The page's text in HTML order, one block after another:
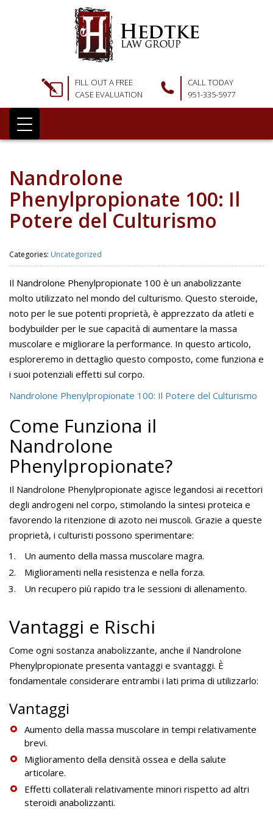
FILL OUT A FREE
CASE EVALUATION
CALL TODAY
951-335-5977
Nandrolone
Phenylpropionate 100: Il
Potere del Culturismo
Categories: Uncategorized
Il Nandrolone Phenylpropionate 100 è un anabolizzante
molto utilizzato nel mondo del culturismo. Questo steroide,
noto per le sue potenti proprietà, è apprezzato da atleti e
bodybuilder per le sue capacità di aumentare la massa
muscolare e migliorare la performance. In questo articolo,
esploreremo in dettaglio questo composto, come funziona e
i suoi potenziali effetti sul corpo.
Nandrolone Phenylpropionate 100: Il Potere del Culturismo
Come Funziona il
Nandrolone
Phenylpropionate?
Il Nandrolone Phenylpropionate agisce legandosi ai recettori
degli androgeni nel corpo, stimolando la sintesi proteica e
favorendo la ritenzione di azoto nei muscoli. Grazie a queste
proprietà, i culturisti possono sperimentare:
Un aumento della massa muscolare magra.
Miglioramenti nella resistenza e nella forza.
Un recupero più rapido tra le sessioni di allenamento.
Vantaggi e Rischi
Come ogni sostanza anabolizzante, anche il Nandrolone
Phenylpropionate presenta vantaggi e svantaggi. È
fondamentale considerare entrambi i lati prima di utilizzarlo:
Vantaggi
Aumento della massa muscolare in tempi relativamente
brevi.
Miglioramento della densità ossea e della salute
articolare.
Effetti collaterali relativamente minori rispetto ad altri
steroidi anabolizzanti.